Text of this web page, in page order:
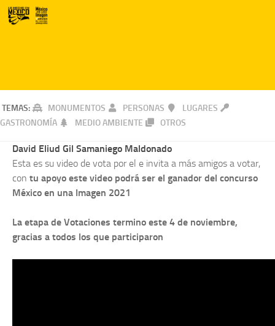
TEMAS: MONUMENTOS PERSONAS
LUGARES
GASTRONOMÍA
MEDIO AMBIENTE OTROS
David Eliud Gil Samaniego Maldonado
Esta es su video de vota por el e invita a más amigos a votar,
con tu apoyo este video podrá ser el ganador del concurso
México en una Imagen 2021
La etapa de Votaciones termino este 4 de noviembre,
gracias a todos los que participaron